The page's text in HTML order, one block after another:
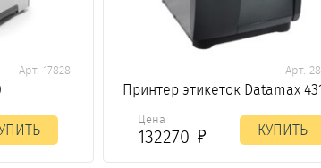
Арт. 17828 Арт.
Принтер этикеток Datamax
Цена
132270 КУПИТЬ